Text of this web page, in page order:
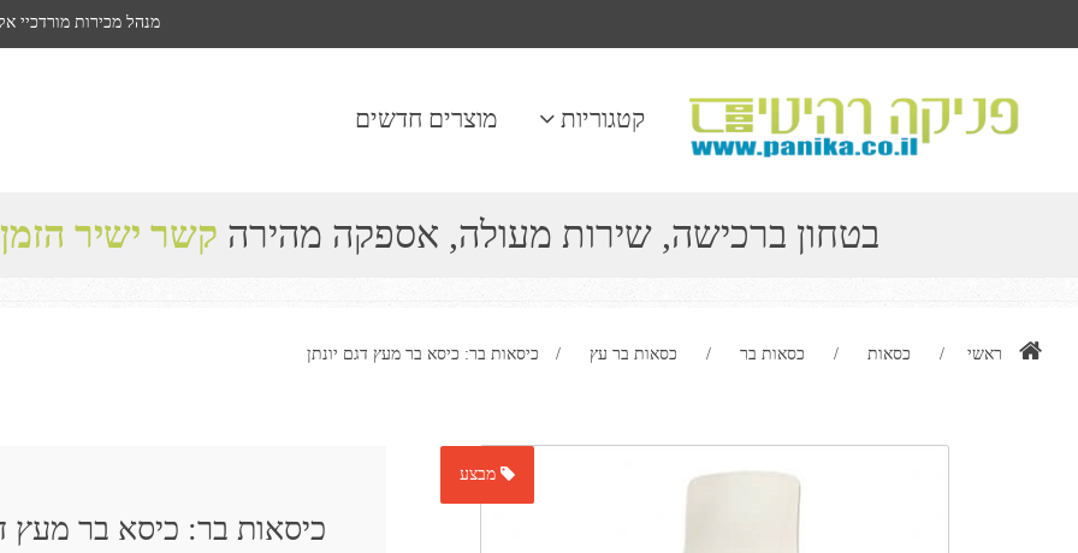
מנהל מכירות מורדכיי
קטגוריות מוצרים חדשים
בטחון ברכישה, שירות מעולה, אספקה מהירה קשר ישיר
ראשי / כסאות / כסאות בר / כסאות בר עץ / כיסאות בר: כיסא בר מעץ דגם יונתן
מבצע
כיסאות בר: כיסא בר מעץ